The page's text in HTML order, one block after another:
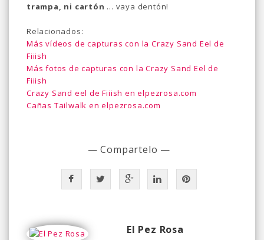
trampa, ni cartón ... vaya dentón!
Relacionados:
Más vídeos de capturas con la Crazy Sand Eel de
Fiiish
Más fotos de capturas con la Crazy Sand Eel de
Fiiish
Crazy Sand eel de Fiiish en elpezrosa.com
Cañas Tailwalk en elpezrosa.com
— Compartelo —
El Pez Rosa